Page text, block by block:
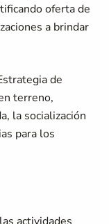
oferta de
a brindar
de
terreno,
la socialización
para los